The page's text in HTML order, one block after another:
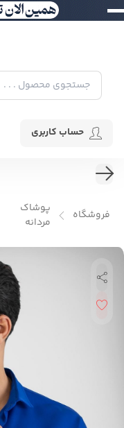
حساب کاربری
فروشگاه
پوشاک
مردانه